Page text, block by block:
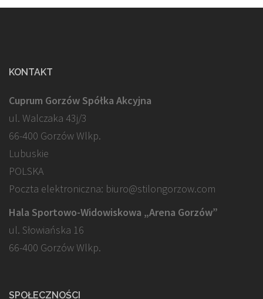
KONTAKT
Cuprum Gorzów Spółka Akcyjna
ul. Walczaka 43j/3
66-400 Gorzów Wlkp.
Lubuskie
POLSKA
Poczta elektroniczna: biuro@stilongorzow.com
Hala Sportowo-Widowiskowa „Arena Gorzów”
ul. Słowiańska 16
66-400 Gorzów Wlkp.
SPOŁECZNOŚCI